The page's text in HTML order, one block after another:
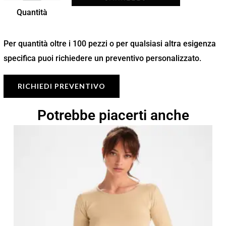
Quantità
Per quantità oltre i 100 pezzi o per qualsiasi altra esigenza
specifica puoi richiedere un preventivo personalizzato.
RICHIEDI PREVENTIVO
Potrebbe piacerti anche
Fascia
di
prezzo:
da
a